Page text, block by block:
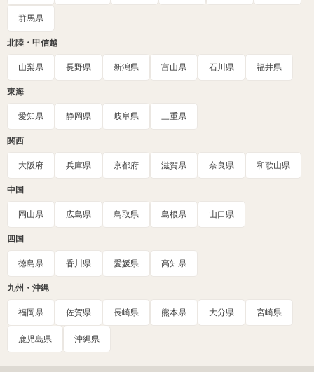
群馬県
北陸・甲信越
山梨県 長野県 新潟県 富山県 石川県 福井県
東海
愛知県 静岡県 岐阜県 三重県
関西
大阪府 兵庫県 京都府 滋賀県 奈良県 和歌山県
中国
岡山県 広島県 鳥取県 島根県 山口県
四国
徳島県 香川県 愛媛県 高知県
九州・沖縄
福岡県 佐賀県 長崎県 熊本県 大分県 宮崎県
鹿児島県 沖縄県